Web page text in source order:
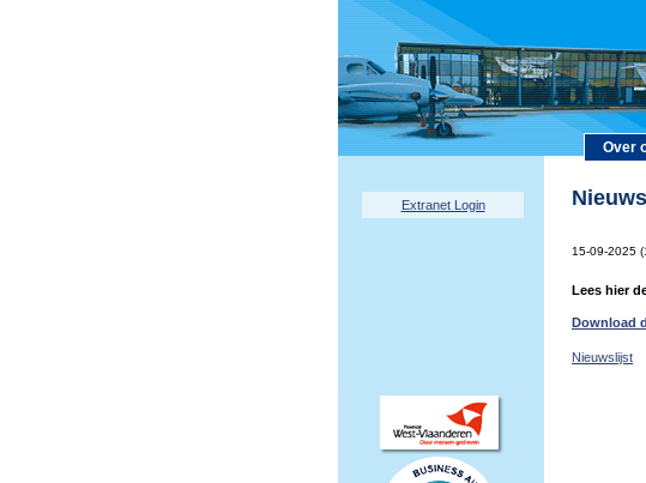
Over
Extranet Login Nieuws
15-09-2025
Lees hier
Download
Nieuwslijst